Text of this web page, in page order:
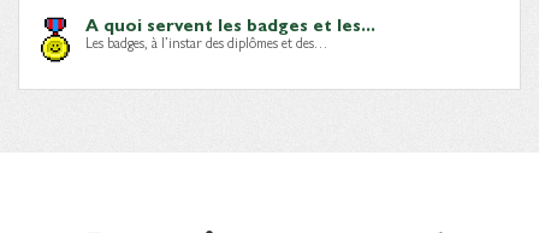
A quoi servent les badges et les...
Les badges, à l’instar des diplômes et des…